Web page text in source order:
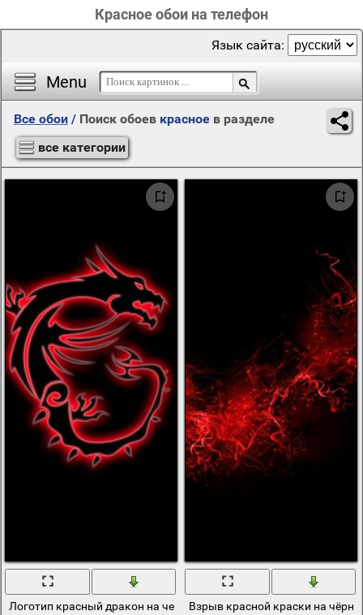
Красное обои на телефон
Menu
Язык сайта:
Все обои / Поиск обоев красное в разделе
все категории
Логотип красный дракон на черном фонеВзрыв красной краски на